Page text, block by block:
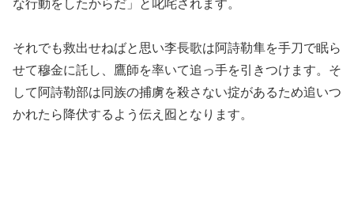
な行動をしたからだ」と叱咤されます。
それでも救出せねばと思い李長歌は阿詩勒隼を手刀で眠ら
せて穆金に託し、鷹師を率いて追っ手を引きつけます。そ
して阿詩勒部は同族の捕虜を殺さない掟があるため追いつ
かれたら降伏するよう伝え囮となります。